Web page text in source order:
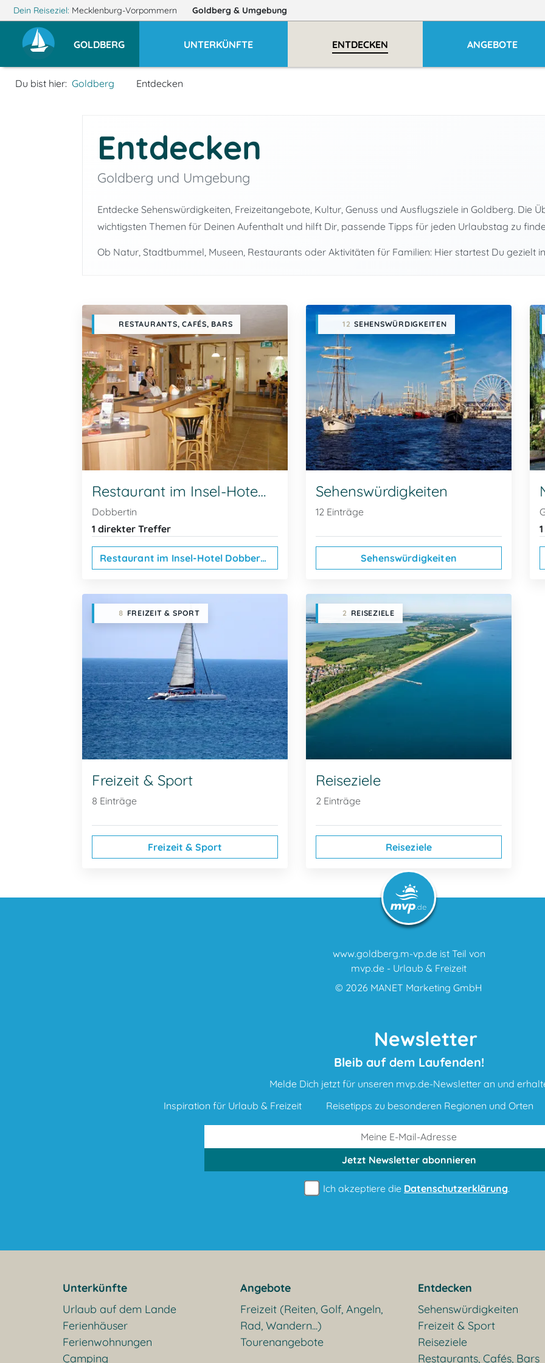
Dein Reiseziel: Mecklenburg-Vorpommern Goldberg & Umgebung
GOLDBERG UNTERKÜNFTE ENTDECKEN ANGEBOTE
Du bist hier: Goldberg Entdecken
Entdecken
Goldberg und Umgebung
Entdecke Sehenswürdigkeiten, Freizeitangebote, Kultur, Genuss und Ausflugsziele in Goldberg. Die
wichtigsten Themen für Deinen Aufenthalt und hilft Dir, passende Tipps für jeden Urlaubstag zu
Ob Natur, Stadtbummel, Museen, Restaurants oder Aktivitäten für Familien: Hier startest Du gezielt
RESTAURANTS, CAFÉS, BARS
Restaurant im Insel-Hotel Dobbertin
Dobbertin
1 direkter Treffer
Restaurant im Insel-Hotel Dobbertin
12 SEHENSWÜRDIGKEITEN
Sehenswürdigkeiten
12 Einträge
Sehenswürdigkeiten
8 FREIZEIT & SPORT
Freizeit & Sport
8 Einträge
Freizeit & Sport
2 REISEZIELE
Reiseziele
2 Einträge
Reiseziele
www.goldberg.m-vp.de ist Teil von
mvp.de - Urlaub & Freizeit
© 2026 MANET Marketing GmbH
Newsletter
Bleib auf dem Laufenden!
Melde Dich jetzt für unseren mvp.de-Newsletter an und
Inspiration für Urlaub & Freizeit
Reisetipps zu besonderen Regionen und Orten
Jetzt Newsletterabonnieren
Ich akzeptiere die Datenschutzerklärung.
Unterkünfte
Urlaub auf dem Lande
Ferienhäuser
Ferienwohnungen
Camping
Angebote
Freizeit (Reiten, Golf, Angeln,
Rad, Wandern...)
Tourenangebote
Entdecken
Sehenswürdigkeiten
Freizeit & Sport
Reiseziele
Restaurants, Cafés, Bars